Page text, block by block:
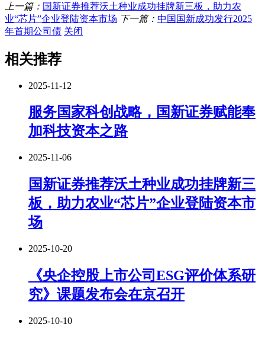
上一篇： 国新证券推荐沃土种业成功挂牌新三板，助力农
业“芯片”企业登陆资本市场 下一篇： 中国国新成功发行2025
年首期公司债 关闭
相关推荐
2025-11-12
服务国家科创战略，国新证券赋能奉
加科技资本之路
2025-11-06
国新证券推荐沃土种业成功挂牌新三
板，助力农业“芯片”企业登陆资本市
场
2025-10-20
《央企控股上市公司ESG评价体系研
究》课题发布会在京召开
2025-10-10